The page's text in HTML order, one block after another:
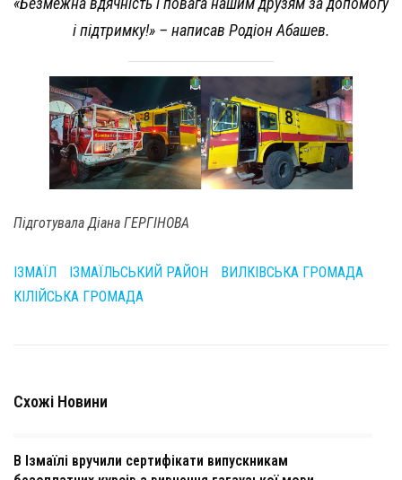
і підтримку!» – написав Родіон Абашев.
Підготувала Діана ГЕРГІНОВА
ІЗМАЇЛ ІЗМАЇЛЬСЬКИЙ РАЙОН
ВИЛКІВСЬКА ГРОМАДА
КІЛІЙСЬКА ГРОМАДА
Схожі Новини
В Ізмаїлі вручили сертифікати випускникам